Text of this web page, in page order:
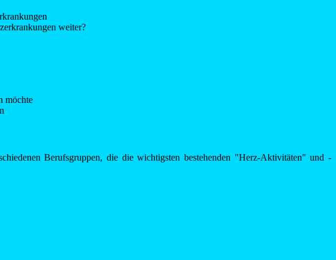
weiter?
möchte
Berufsgruppen, die die wichtigsten bestehenden "Herz-Aktivitäten" und -